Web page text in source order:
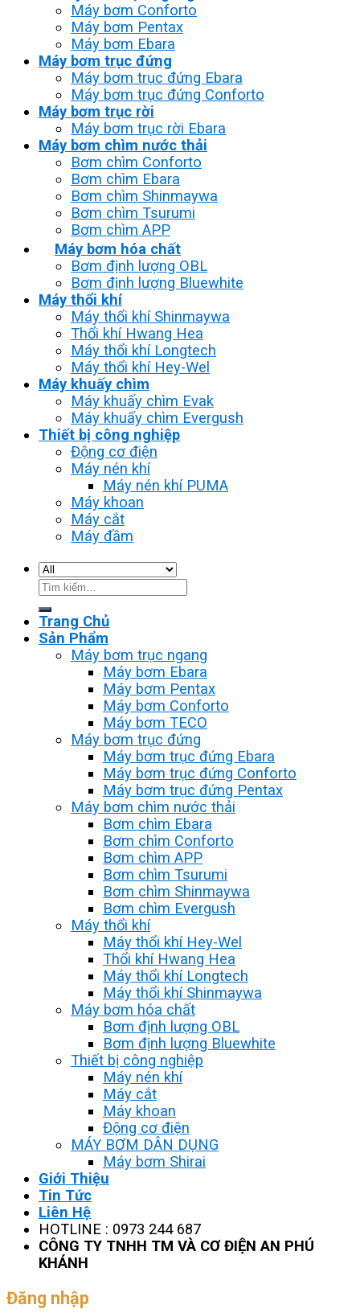
Máy bơm Conforto
Máy bơm Pentax
Máy bơm Ebara
Máy bơm trục đứng
Máy bơm trục đứng Ebara
Máy bơm trục đứng Conforto
Máy bơm trục rời
Máy bơm trục rời Ebara
Máy bơm chìm nước thải
Bơm chìm Conforto
Bơm chìm Ebara
Bơm chìm Shinmaywa
Bơm chìm Tsurumi
Bơm chìm APP
Máy bơm hóa chất
Bơm định lượng OBL
Bơm định lượng Bluewhite
Máy thổi khí
Máy thổi khí Shinmaywa
Thổi khí Hwang Hea
Máy thổi khí Longtech
Máy thổi khí Hey-Wel
Máy khuấy chìm
Máy khuấy chìm Evak
Máy khuấy chìm Evergush
Thiết bị công nghiệp
Động cơ điện
Máy nén khí
Máy nén khí PUMA
Máy khoan
Máy cắt
Máy đầm
Tìm
kiếm:
Trang Chủ
Sản Phẩm
Máy bơm trục ngang
Máy bơm Ebara
Máy bơm Pentax
Máy bơm Conforto
Máy bơm TECO
Máy bơm trục đứng
Máy bơm trục đứng Ebara
Máy bơm trục đứng Conforto
Máy bơm trục đứng Pentax
Máy bơm chìm nước thải
Bơm chìm Ebara
Bơm chìm Conforto
Bơm chìm APP
Bơm chìm Tsurumi
Bơm chìm Shinmaywa
Bơm chìm Evergush
Máy thổi khí
Máy thổi khí Hey-Wel
Thổi khí Hwang Hea
Máy thổi khí Longtech
Máy thổi khí Shinmaywa
Máy bơm hóa chất
Bơm định lượng OBL
Bơm định lượng Bluewhite
Thiết bị công nghiệp
Máy nén khí
Máy cắt
Máy khoan
Động cơ điện
MÁY BƠM DÂN DỤNG
Máy bơm Shirai
Giới Thiệu
Tin Tức
Liên Hệ
HOTLINE : 0973 244 687
CÔNG TY TNHH TM VÀ CƠ ĐIỆN AN PHÚ
KHÁNH
Đăng nhập